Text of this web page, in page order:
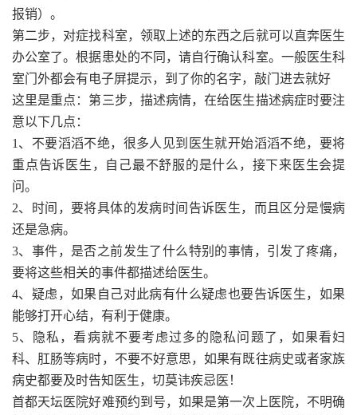
报销）。
第二步，对症找科室，领取上述的东西之后就可以直奔医生
办公室了。根据患处的不同，请自行确认科室。一般医生科
室门外都会有电子屏提示，到了你的名字，敲门进去就好
这里是重点：第三步，描述病情，在给医生描述病症时要注
意以下几点：
1、不要滔滔不绝，很多人见到医生就开始滔滔不绝，要将
重点告诉医生，自己最不舒服的是什么，接下来医生会提
问。
2、时间，要将具体的发病时间告诉医生，而且区分是慢病
还是急病。
3、事件，是否之前发生了什么特别的事情，引发了疼痛，
要将这些相关的事件都描述给医生。
4、疑虑，如果自己对此病有什么疑虑也要告诉医生，如果
能够打开心结，有利于健康。
5、隐私，看病就不要考虑过多的隐私问题了，如果看妇
科、肛肠等病时，不要不好意思，如果有既往病史或者家族
病史都要及时告知医生，切莫讳疾忌医！
首都天坛医院好难预约到号，如果是第一次上医院，不明确